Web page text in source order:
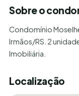
Sobre o
Condomínio
Irmãos/RS. 2
Imobiliária.
Localização